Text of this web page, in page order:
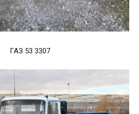
ГАЗ 53 3307